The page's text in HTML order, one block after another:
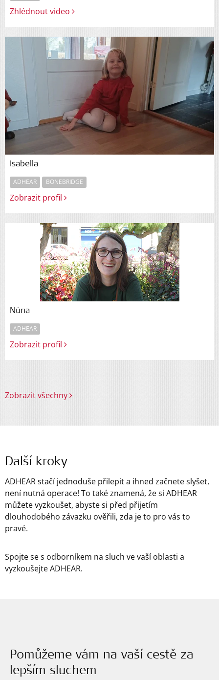
Zhlédnout video
Isabella
ADHEAR BONEBRIDGE
Zobrazit profil
Núria
ADHEAR
Zobrazit profil
Zobrazit všechny
Další kroky
ADHEAR stačí jednoduše přilepit a ihned začnete slyšet,
není nutná operace! To také znamená, že si ADHEAR
můžete vyzkoušet, abyste si před přijetím
dlouhodobého závazku ověřili, zda je to pro vás to
pravé.
Spojte se s odborníkem na sluch ve vaší oblasti a
vyzkoušejte ADHEAR.
Pomůžeme vám na vaší cestě za
lepším sluchem